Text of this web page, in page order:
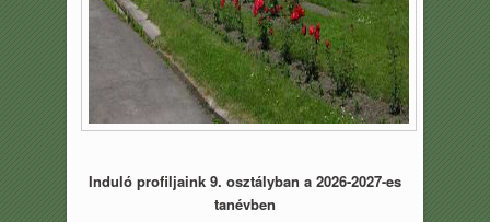
Induló profiljaink 9. osztályban a 2026-2027-es
tanévben